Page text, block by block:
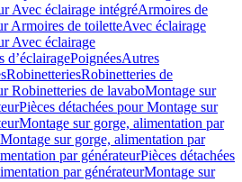
Avec éclairage intégréArmoires de
Armoires de toiletteAvec éclairage
Avec éclairage
d’éclairagePoignéesAutres
RobinetteriesRobinetteries de
Robinetteries de lavaboMontage sur
Pièces détachées pour Montage sur
Montage sur gorge, alimentation par
sur gorge, alimentation par
par générateurPièces détachées
par générateurMontage sur